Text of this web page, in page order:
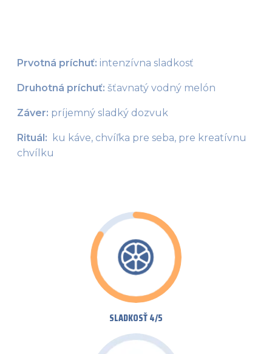
Prvotná príchuť: intenzívna sladkosť
Druhotná príchuť: šťavnatý vodný melón
Záver: príjemný sladký dozvuk
Rituál:
ku káve, chvíľka pre seba, pre kreatívnu
chvílku
SLADKOSŤ 4/5